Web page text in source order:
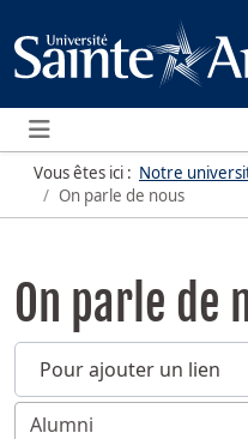
Menu
Vous êtes ici : Notre
On parle de nous
On parle de
Pour ajouter un lien
Filtrer par titre, sujet,